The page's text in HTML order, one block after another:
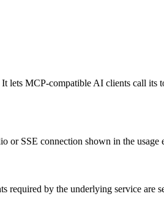
lets MCP-compatible AI clients call
SSE connection shown in the usage
required by the underlying service are